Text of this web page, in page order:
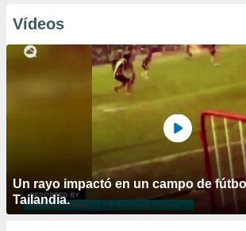
Vídeos
Un rayo impactó en un campo de
Tailandia.